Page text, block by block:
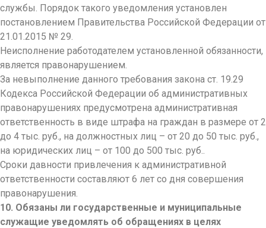
службы. Порядок такого уведомления установлен
постановлением Правительства Российской Федерации от
21.01.2015 № 29.
Неисполнение работодателем установленной обязанности,
является правонарушением.
За невыполнение данного требования закона ст. 19.29
Кодекса Российской Федерации об административных
правонарушениях предусмотрена административная
ответственность в виде штрафа на граждан в размере от 2
до 4 тыс. руб., на должностных лиц – от 20 до 50 тыс. руб.,
на юридических лиц – от 100 до 500 тыс. руб..
Сроки давности привлечения к административной
ответственности составляют 6 лет со дня совершения
правонарушения.
10. Обязаны ли государственные и муниципальные
служащие уведомлять об обращениях в целях